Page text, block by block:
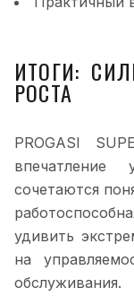
ИТОГИ:
РОСТА
PROGASI
впечатление
сочетаются
удивить
на
обслуживания.